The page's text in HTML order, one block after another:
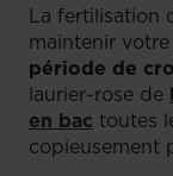
La fertilisation
maintenir
période de
laurier-rose de
en bac toutes
copieusement